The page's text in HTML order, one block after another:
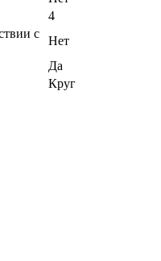
4
с
Нет
Да
Круг